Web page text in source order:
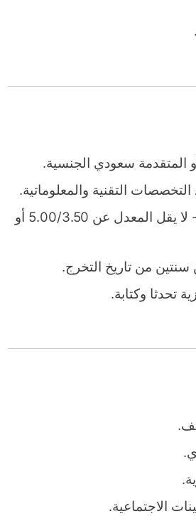
المتقدمة سعودي الجنسية.
التقنية والمعلوماتية.
بكالوريوس وأعلى- لا يقل المعدل عن 5.00/3.50 أو
من تاريخ التخرج.
تحدثا وكتابة.
الاجتماعية.